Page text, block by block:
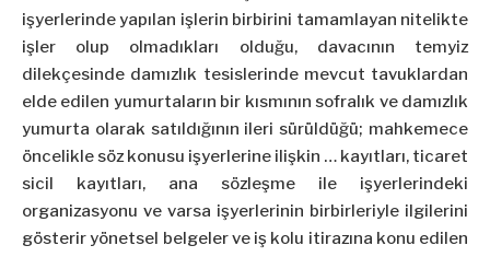
işyerlerinde yapılan işlerin birbirini tamamlayan nitelikte
işler olup olmadıkları olduğu, davacının temyiz
dilekçesinde damızlık tesislerinde mevcut tavuklardan
elde edilen yumurtaların bir kısmının sofralık ve damızlık
yumurta olarak satıldığının ileri sürüldüğü; mahkemece
öncelikle söz konusu işyerlerine ilişkin … kayıtları, ticaret
sicil kayıtları, ana sözleşme ile işyerlerindeki
organizasyonu ve varsa işyerlerinin birbirleriyle ilgilerini
gösterir yönetsel belgeler ve iş kolu itirazına konu edilen